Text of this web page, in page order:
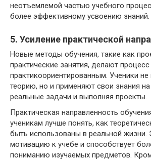
неотъемлемой частью учебного
более эффективному усвоению знаний.
5. Усиление практической
Новые методы обучения, такие как
практические занятия, делают
практикоориентированным. Ученики
теорию, но и применяют свои знания
реальные задачи и выполняя проекты.
Практическая направленность
ученикам лучше понять, как
быть использованы в реальной жизни.
мотивацию к учебе и способствует
пониманию изучаемых предметов.